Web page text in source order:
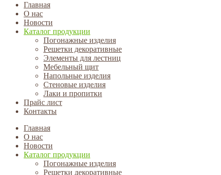
Главная
О нас
Новости
Каталог продукции
Погонажные изделия
Решетки декоративные
Элементы для лестниц
Мебельный щит
Напольные изделия
Стеновые изделия
Лаки и пропитки
Прайс лист
Контакты
Главная
О нас
Новости
Каталог продукции
Погонажные изделия
Решетки декоративные